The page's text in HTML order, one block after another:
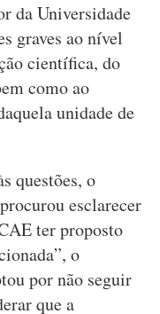
da Universidade
graves ao nível
científica, do
como ao
unidade de
questões, o
esclarecer
ter proposto
o
por não seguir
que a